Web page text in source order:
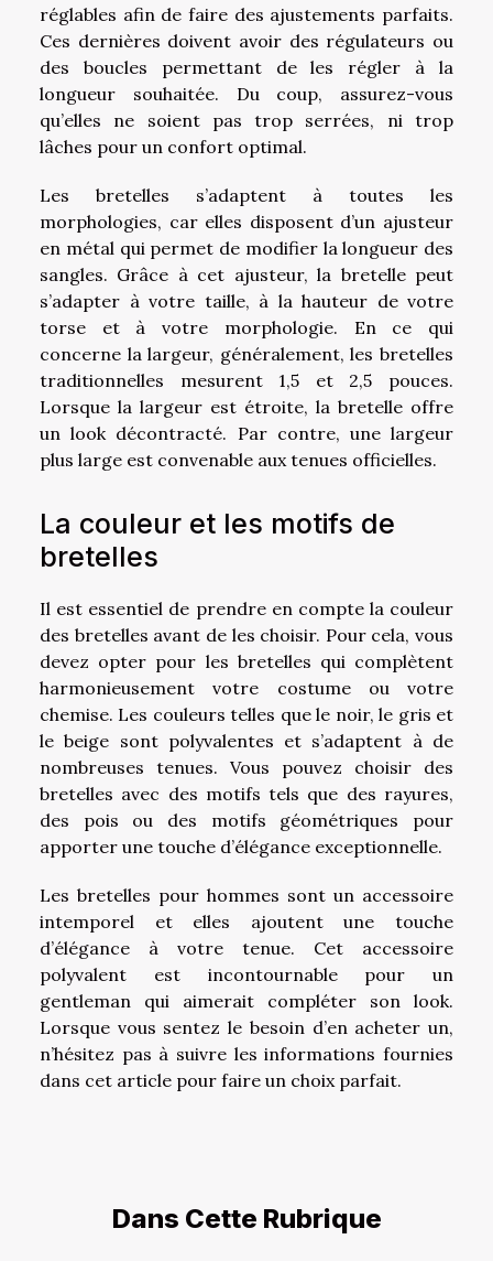
réglables afin de faire des ajustements parfaits.
Ces dernières doivent avoir des régulateurs ou
des boucles permettant de les régler à la
longueur souhaitée. Du coup, assurez-vous
qu’elles ne soient pas trop serrées, ni trop
lâches pour un confort optimal.
Les bretelles s’adaptent à toutes les
morphologies, car elles disposent d’un ajusteur
en métal qui permet de modifier la longueur des
sangles. Grâce à cet ajusteur, la bretelle peut
s’adapter à votre taille, à la hauteur de votre
torse et à votre morphologie. En ce qui
concerne la largeur, généralement, les bretelles
traditionnelles mesurent 1,5 et 2,5 pouces.
Lorsque la largeur est étroite, la bretelle offre
un look décontracté. Par contre, une largeur
plus large est convenable aux tenues officielles.
La couleur et les motifs de
bretelles
Il est essentiel de prendre en compte la couleur
des bretelles avant de les choisir. Pour cela, vous
devez opter pour les bretelles qui complètent
harmonieusement votre costume ou votre
chemise. Les couleurs telles que le noir, le gris et
le beige sont polyvalentes et s’adaptent à de
nombreuses tenues. Vous pouvez choisir des
bretelles avec des motifs tels que des rayures,
des pois ou des motifs géométriques pour
apporter une touche d’élégance exceptionnelle.
Les bretelles pour hommes sont un accessoire
intemporel et elles ajoutent une touche
d’élégance à votre tenue. Cet accessoire
polyvalent est incontournable pour un
gentleman qui aimerait compléter son look.
Lorsque vous sentez le besoin d’en acheter un,
n’hésitez pas à suivre les informations fournies
dans cet article pour faire un choix parfait.
Dans Cette Rubrique